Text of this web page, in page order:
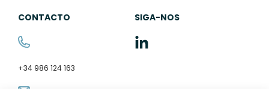
CONTACTO
+34 986 124 163
SIGA-NOS